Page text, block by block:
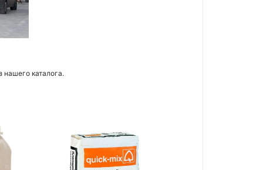
нашего каталога.